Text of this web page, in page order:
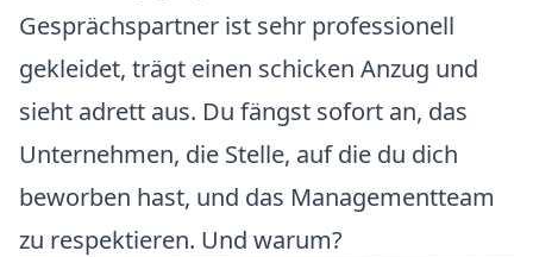
Gesprächspartner ist sehr professionell
gekleidet, trägt einen schicken Anzug und
sieht adrett aus. Du fängst sofort an, das
Unternehmen, die Stelle, auf die du dich
beworben hast, und das Managementteam
zu respektieren. Und warum?